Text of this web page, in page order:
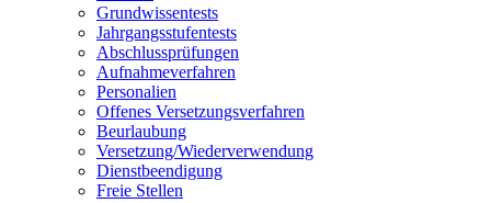
Grundwissentests
Jahrgangsstufentests
Abschlussprüfungen
Aufnahmeverfahren
Personalien
Offenes Versetzungsverfahren
Beurlaubung
Versetzung/Wiederverwendung
Dienstbeendigung
Freie Stellen